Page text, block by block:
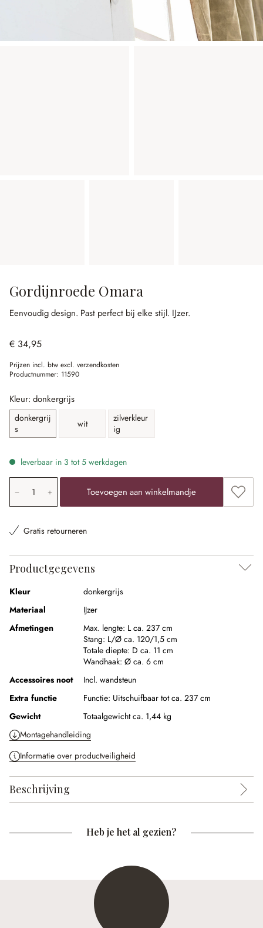
Gordijnroede Omara
Eenvoudig design. Past perfect bij elke stijl. IJzer.
€ 34,95
Prijzen incl. btw excl. verzendkosten
Productnummer: 11590
Kleur: donkergrijs
donkergrij
s
wit
zilverkleur
ig
leverbaar in 3 tot 5 werkdagen
Producthoeveelheid: voer de gewenste waarde in of
Toevoegen aan winkelmandje
Gratis retourneren
Productgegevens
Kleur
donkergrijs
Materiaal
IJzer
Afmetingen
Max. lengte: L ca. 237 cm
Stang: L/Ø ca. 120/1,5 cm
Totale diepte: D ca. 11 cm
Wandhaak: Ø ca. 6 cm
Accessoires noot
Incl. wandsteun
Extra functie
Functie: Uitschuifbaar tot ca. 237 cm
Gewicht
Totaalgewicht ca. 1,44 kg
Montagehandleiding
Informatie over productveiligheid
Beschrijving
Heb je het al gezien?